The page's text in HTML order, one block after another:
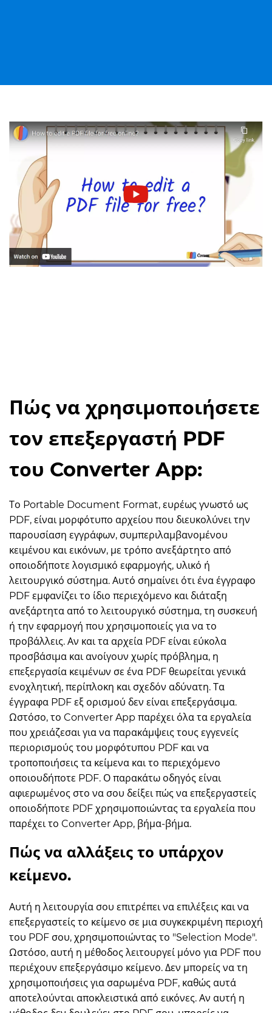
Πώς να χρησιμοποιήσετε
τον επεξεργαστή PDF
του Converter App:
Το Portable Document Format, ευρέως γνωστό ως
PDF, είναι μορφότυπο αρχείου που διευκολύνει την
παρουσίαση εγγράφων, συμπεριλαμβανομένου
κειμένου και εικόνων, με τρόπο ανεξάρτητο από
οποιοδήποτε λογισμικό εφαρμογής, υλικό ή
λειτουργικό σύστημα. Αυτό σημαίνει ότι ένα έγγραφο
PDF εμφανίζει το ίδιο περιεχόμενο και διάταξη
ανεξάρτητα από το λειτουργικό σύστημα, τη συσκευή
ή την εφαρμογή που χρησιμοποιείς για να το
προβάλλεις. Αν και τα αρχεία PDF είναι εύκολα
προσβάσιμα και ανοίγουν χωρίς πρόβλημα, η
επεξεργασία κειμένων σε ένα PDF θεωρείται γενικά
ενοχλητική, περίπλοκη και σχεδόν αδύνατη. Τα
έγγραφα PDF εξ ορισμού δεν είναι επεξεργάσιμα.
Ωστόσο, το Converter App παρέχει όλα τα εργαλεία
που χρειάζεσαι για να παρακάμψεις τους εγγενείς
περιορισμούς του μορφότυπου PDF και να
τροποποιήσεις τα κείμενα και το περιεχόμενο
οποιουδήποτε PDF. Ο παρακάτω οδηγός είναι
αφιερωμένος στο να σου δείξει πώς να επεξεργαστείς
οποιοδήποτε PDF χρησιμοποιώντας τα εργαλεία που
παρέχει το Converter App, βήμα-βήμα.
Πώς να αλλάξεις το υπάρχον
κείμενο.
Αυτή η λειτουργία σου επιτρέπει να επιλέξεις και να
επεξεργαστείς το κείμενο σε μια συγκεκριμένη περιοχή
του PDF σου, χρησιμοποιώντας το "Selection Mode".
Ωστόσο, αυτή η μέθοδος λειτουργεί μόνο για PDF που
περιέχουν επεξεργάσιμο κείμενο. Δεν μπορείς να τη
χρησιμοποιήσεις για σαρωμένα PDF, καθώς αυτά
αποτελούνται αποκλειστικά από εικόνες. Αν αυτή η